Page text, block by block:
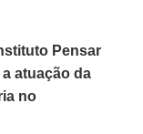
Pensar
atuação da
no